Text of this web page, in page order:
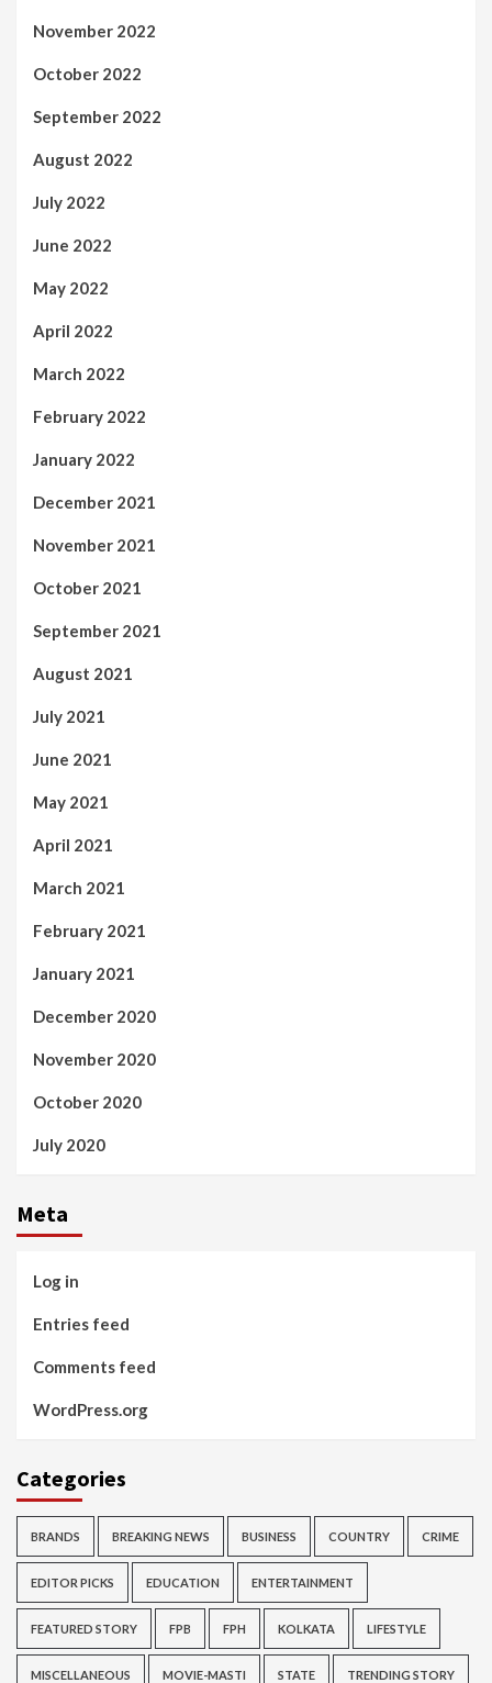
November 2022
October 2022
September 2022
August 2022
July 2022
June 2022
May 2022
April 2022
March 2022
February 2022
January 2022
December 2021
November 2021
October 2021
September 2021
August 2021
July 2021
June 2021
May 2021
April 2021
March 2021
February 2021
January 2021
December 2020
November 2020
October 2020
July 2020
Meta
Log in
Entries feed
Comments feed
WordPress.org
Categories
BRANDS BREAKING NEWS BUSINESS COUNTRY CRIME
EDITOR PICKS EDUCATION ENTERTAINMENT
FEATURED STORY FPB FPH KOLKATA LIFESTYLE
MISCELLANEOUS MOVIE-MASTI STATE TRENDING STORY